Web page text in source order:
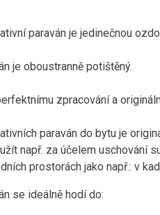
paraván je jedinečnou
je oboustranně potištěný.
zpracování a
paraván do bytu je
např. za účelem uschování
prostorách jako např.: v
se ideálně hodí do: